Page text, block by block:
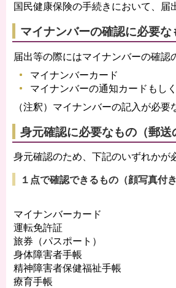
国民健康保険の手続きにおいて、届
マイナンバーの確認に必要な
届出等の際にはマイナンバーの確認
マイナンバーカード
マイナンバーの通知カードもし
（注釈）マイナンバーの記入が必
身元確認に必要なもの（郵送
身元確認のため、下記のいずれかが
１点で確認できるもの（顔写真付き
マイナンバーカード
運転免許証
旅券（パスポート）
身体障害者手帳
精神障害者保健福祉手帳
療育手帳